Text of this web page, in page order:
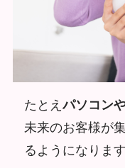
たとえパソコン
未来のお客様が
るようになります